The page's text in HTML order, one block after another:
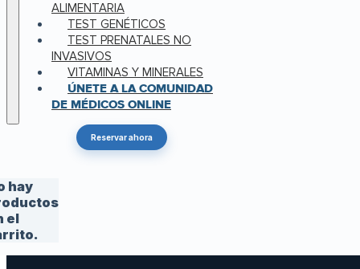
ALIMENTARIA
TEST GENÉTICOS
TEST PRENATALES NO
INVASIVOS
VITAMINAS Y MINERALES
ÚNETE A LA COMUNIDAD
DE MÉDICOS ONLINE
Reservar ahora
hay
el